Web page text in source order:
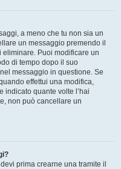
a meno che tu non sia un
un messaggio premendo il
Puoi modificare un
di tempo dopo il suo
nel messaggio in questione. Se
effettui una modifica,
indicato quante volte l’hai
non può cancellare un
prima crearne una tramite il